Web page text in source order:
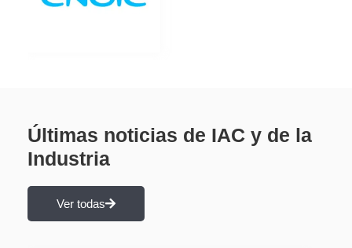
Últimas noticias de IAC y de la
Industria
Ver todas